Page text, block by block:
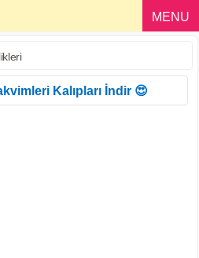
MENU
Kalıpları İndir 😍